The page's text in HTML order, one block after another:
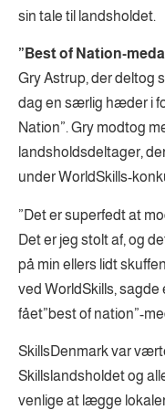
sin tale til landsholdet.
”Best of Nation-
Gry Astrup, der deltog
dag en særlig hæder i
Nation”. Gry modtog
landsholdsdeltager,
under WorldSkills-
”Det er superfedt at
Det er jeg stolt af, og
på min ellers lidt
ved WorldSkills, sagde
fået”best of nation”-
SkillsDenmark var
Skillslandsholdet og
venlige at lægge